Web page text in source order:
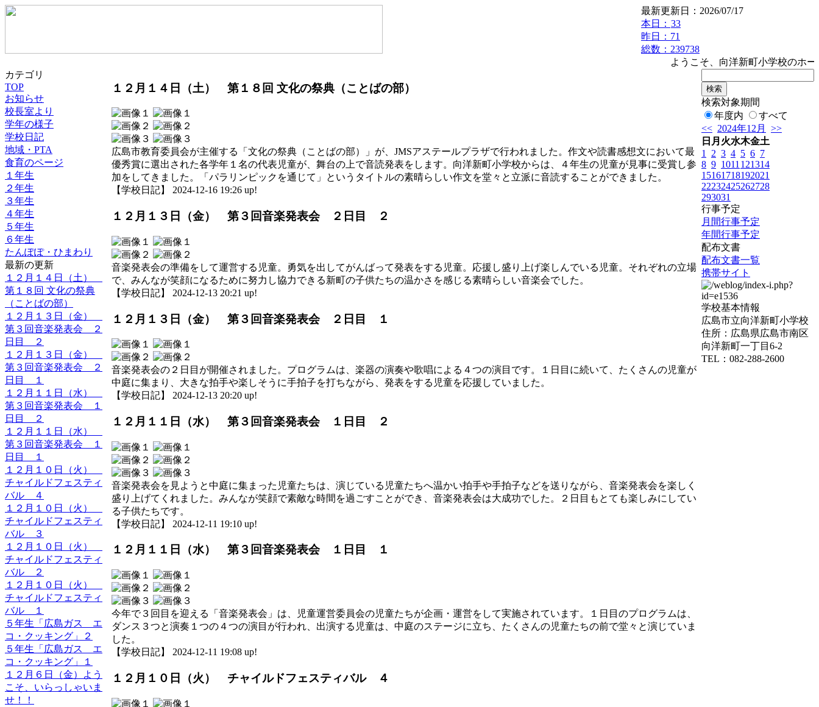
最新更新日：2026/07/17
本日： 33
昨日：71
総数：239738
ようこそ、向洋新町小学校のホーム
カテゴリ
TOP
お知らせ
校長室より
学年の様子
学校日記
地域・PTA
食育のページ
１年生
２年生
３年生
４年生
５年生
６年生
たんぽぽ・ひまわり
最新の更新
１２月１４日（土）
第１８回 文化の祭典
（ことばの部）
１２月１３日（金）
第３回音楽発表会 ２
日目 ２
１２月１３日（金）
第３回音楽発表会 ２
日目 １
１２月１１日（水）
第３回音楽発表会 １
日目 ２
１２月１１日（水）
第３回音楽発表会 １
日目 １
１２月１０日（火）
チャイルドフェスティ
バル ４
１２月１０日（火）
チャイルドフェスティ
バル ３
１２月１０日（火）
チャイルドフェスティ
バル ２
１２月１０日（火）
チャイルドフェスティ
バル １
５年生「広島ガス エ
コ・クッキング」２
５年生「広島ガス エ
コ・クッキング」１
１２月６日（金）よう
こそ、いらっしゃいま
せ！！
１２月１４日（土） 第１８回 文化の祭典（ことばの部）
広島市教育委員会が主催する「文化の祭典（ことばの部）」が、JMSアステールプラザで行われました。作文や読書感想文において最
優秀賞に選出された各学年１名の代表児童が、舞台の上で音読発表をします。向洋新町小学校からは、４年生の児童が見事に受賞し参
加をしてきました。「パラリンピックを通じて」というタイトルの素晴らしい作文を堂々と立派に音読することができました。
【学校日記】 2024-12-16 19:26 up!
１２月１３日（金） 第３回音楽発表会 ２日目 ２
音楽発表会の準備をして運営する児童。勇気を出してがんばって発表をする児童。応援し盛り上げ楽しんでいる児童。それぞれの立場
で、みんなが笑顔になるために努力し協力できる新町の子供たちの温かさを感じる素晴らしい音楽会でした。
【学校日記】 2024-12-13 20:21 up!
１２月１３日（金） 第３回音楽発表会 ２日目 １
音楽発表会の２日目が開催されました。プログラムは、楽器の演奏や歌唱による４つの演目です。１日目に続いて、たくさんの児童が
中庭に集まり、大きな拍手や楽しそうに手拍子を打ちながら、発表をする児童を応援していました。
【学校日記】 2024-12-13 20:20 up!
１２月１１日（水） 第３回音楽発表会 １日目 ２
音楽発表会を見ようと中庭に集まった児童たちは、演じている児童たちへ温かい拍手や手拍子などを送りながら、音楽発表会を楽しく
盛り上げてくれました。みんなが笑顔で素敵な時間を過ごすことができ、音楽発表会は大成功でした。２日目もとても楽しみにしてい
る子供たちです。
【学校日記】 2024-12-11 19:10 up!
１２月１１日（水） 第３回音楽発表会 １日目 １
今年で３回目を迎える「音楽発表会」は、児童運営委員会の児童たちが企画・運営をして実施されています。１日目のプログラムは、
ダンス３つと演奏１つの４つの演目が行われ、出演する児童は、中庭のステージに立ち、たくさんの児童たちの前で堂々と演じていま
した。
【学校日記】 2024-12-11 19:08 up!
１２月１０日（火） チャイルドフェスティバル ４
検索対象期間
年度内
すべて
<< 2024年12月
>>
日 月 火水木金土
1
2 3 4 5 6 7
8 9 1011 121314
15161718192021
22232425262728
293031
行事予定
月間行事予定
年間行事予定
配布文書
配布文書一覧
携帯サイト
学校基本情報
広島市立向洋新町小学校
住所：広島県広島市南区
向洋新町一丁目6-2
TEL：082-288-2600